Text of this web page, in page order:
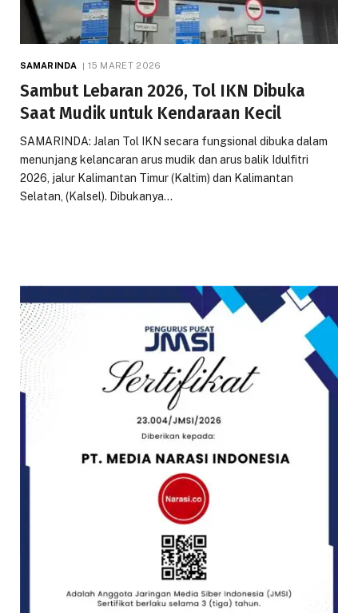
SAMARINDA 15 MARET 2026
Sambut Lebaran 2026, Tol IKN Dibuka
Saat Mudik untuk Kendaraan Kecil
SAMARINDA: Jalan Tol IKN secara fungsional dibuka dalam
menunjang kelancaran arus mudik dan arus balik Idulfitri
2026, jalur Kalimantan Timur (Kaltim) dan Kalimantan
Selatan, (Kalsel). Dibukanya…